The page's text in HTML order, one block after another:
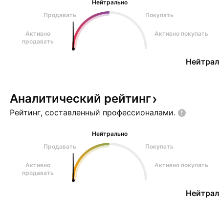
Нейтрально
Продавать
Покупать
Активно
продавать
Активно покупать
Аналитический рейтинг
Рейтинг, составленный профессионалами.
Нейтрально
Продавать
Покупать
Активно
продавать
Активно покупать